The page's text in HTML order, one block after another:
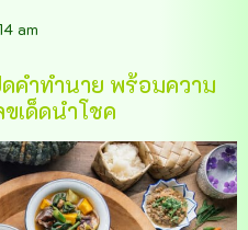
am
คำทำนาย พร้อมความ
เด็ดนำโชค